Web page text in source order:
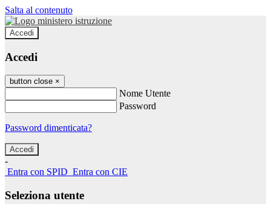
Salta al contenuto
Accedi
Accedi
button close ×
Nome Utente
Password
Password dimenticata?
-
Entra con SPID Entra con CIE
Seleziona utente